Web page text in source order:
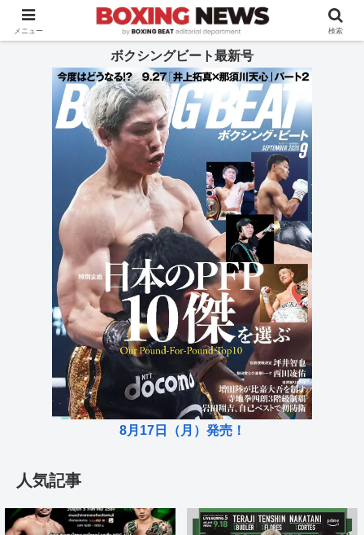
BOXING BEAT [ボクシング・ビート] 公式サイト
ボクシングビート最新号
8月17日（月）発売！
人気記事
メニュー 検索